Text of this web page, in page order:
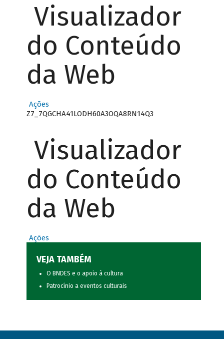
Visualizador
do Conteúdo
da Web
Ações
Z7_7QGCHA41LODH60A3OQA8RN14Q3
Visualizador
do Conteúdo
da Web
Ações
VEJA TAMBÉM
O BNDES e o apoio à cultura
Patrocínio a eventos culturais